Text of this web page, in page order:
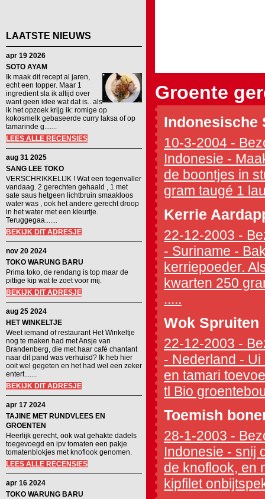
LAATSTE NIEUWS
apr 19 2026
SOTO AYAM
Ik maak dit recept al jaren,
echt een topper. Maar 1
ingredient sla ik altijd over
want geen idee wat dat is.. als
ik het opzoek krijg ik: romige op
kokosmelk gebaseerde curry laksa of op
tamarinde g.......
LEES ALLE RECENSIES
aug 31 2025
SANG LEE TOKO
VERSCHRIKKELIJK ! Wat een tegenvaller
vandaag. 2 gerechten gehaald , 1 met
sate saus hetgeen lichtbruin smaakloos
water was , ook het andere gerecht droop
in het water met een kleurtje.
Teruggegaa.......
BEKIJK DIT ADRESJE
nov 20 2024
TOKO WARUNG BARU
Prima toko, de rendang is top maar de
pittige kip wat te zoet voor mij.
BEKIJK DIT ADRESJE
aug 25 2024
HET WINKELTJE
Weet iemand of restaurant Het Winkeltje
nog te maken had met Ansje van
Brandenberg, die met haar café chantant
naar dit pand was verhuisd? Ik heb hier
ooit wel gegeten en het had wel een zeker
entert.......
BEKIJK DIT ADRESJE
apr 17 2024
TAJINE MET RUNDVLEES EN
GROENTEN
Heerlijk gerecht, ook wat gehakte dadels
toegevoegd en ipv tomaten een pakje
tomatenblokjes met knoflook genomen.
LEES ALLE RECENSIES
apr 16 2024
TOKO WARUNG BARU
Groente
Indonesische
10-3-2004 -
Indonesie -
de boontjes in
gram taugé 1
Kerrie
22-12-2003 -
- Suriname -
kerriepoeder.
kwarten 250
.....
Wok Spruiten
22-12-2003 -
- Nederland -
en tamari
tl Bio
Toemish
28-1-2003 -
Indonesie - snij
de knoflook, en
kipfilet